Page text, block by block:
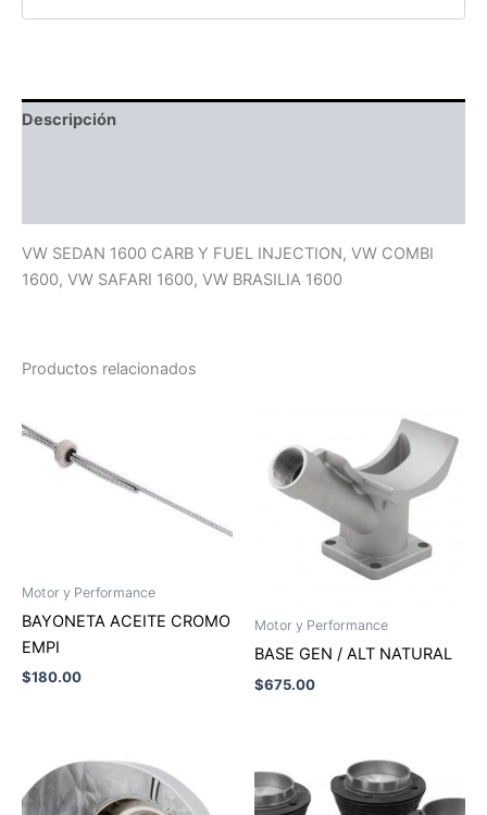
Descripción
VW SEDAN 1600 CARB Y FUEL INJECTION, VW COMBI
1600, VW SAFARI 1600, VW BRASILIA 1600
Productos relacionados
Motor y Performance
BAYONETA ACEITE CROMO
EMPI
$180.00
Motor y Performance
BASE GEN / ALT NATURAL
$675.00